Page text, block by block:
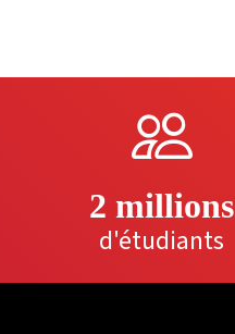
2 millions
d'étudiants